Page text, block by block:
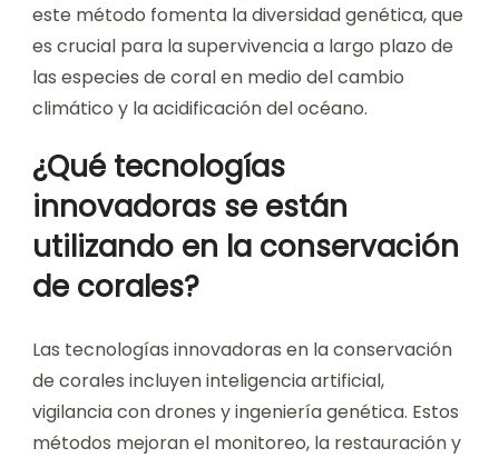
este método fomenta la diversidad genética, que
es crucial para la supervivencia a largo plazo de
las especies de coral en medio del cambio
climático y la acidificación del océano.
¿Qué tecnologías
innovadoras se están
utilizando en la conservación
de corales?
Las tecnologías innovadoras en la conservación
de corales incluyen inteligencia artificial,
vigilancia con drones y ingeniería genética. Estos
métodos mejoran el monitoreo, la restauración y